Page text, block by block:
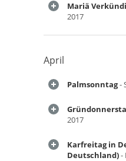
Mariä
2017
April
Palmsonntag-
2017
Karfreitag in
Deutschland)-